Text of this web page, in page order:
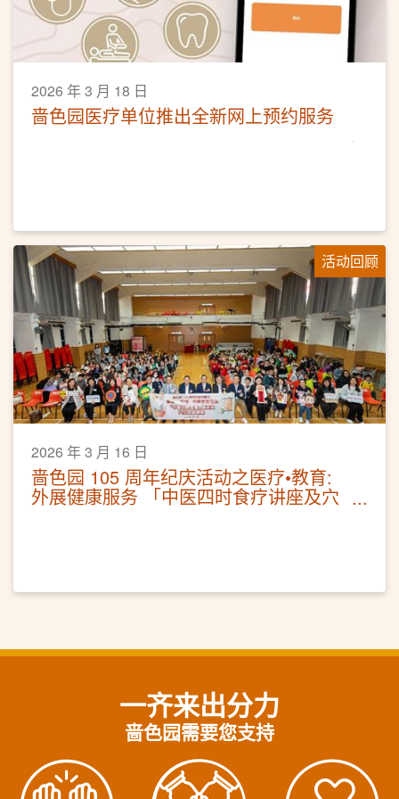
2026 年 3 月 18 日
啬色园医疗单位推出全新网上预约服务
活动回顾
2026 年 3 月 16 日
啬色园 105 周年纪庆活动之医疗•教育:
外展健康服务 「中医四时食疗讲座及穴
一齐来出分力
啬色园需要您支持